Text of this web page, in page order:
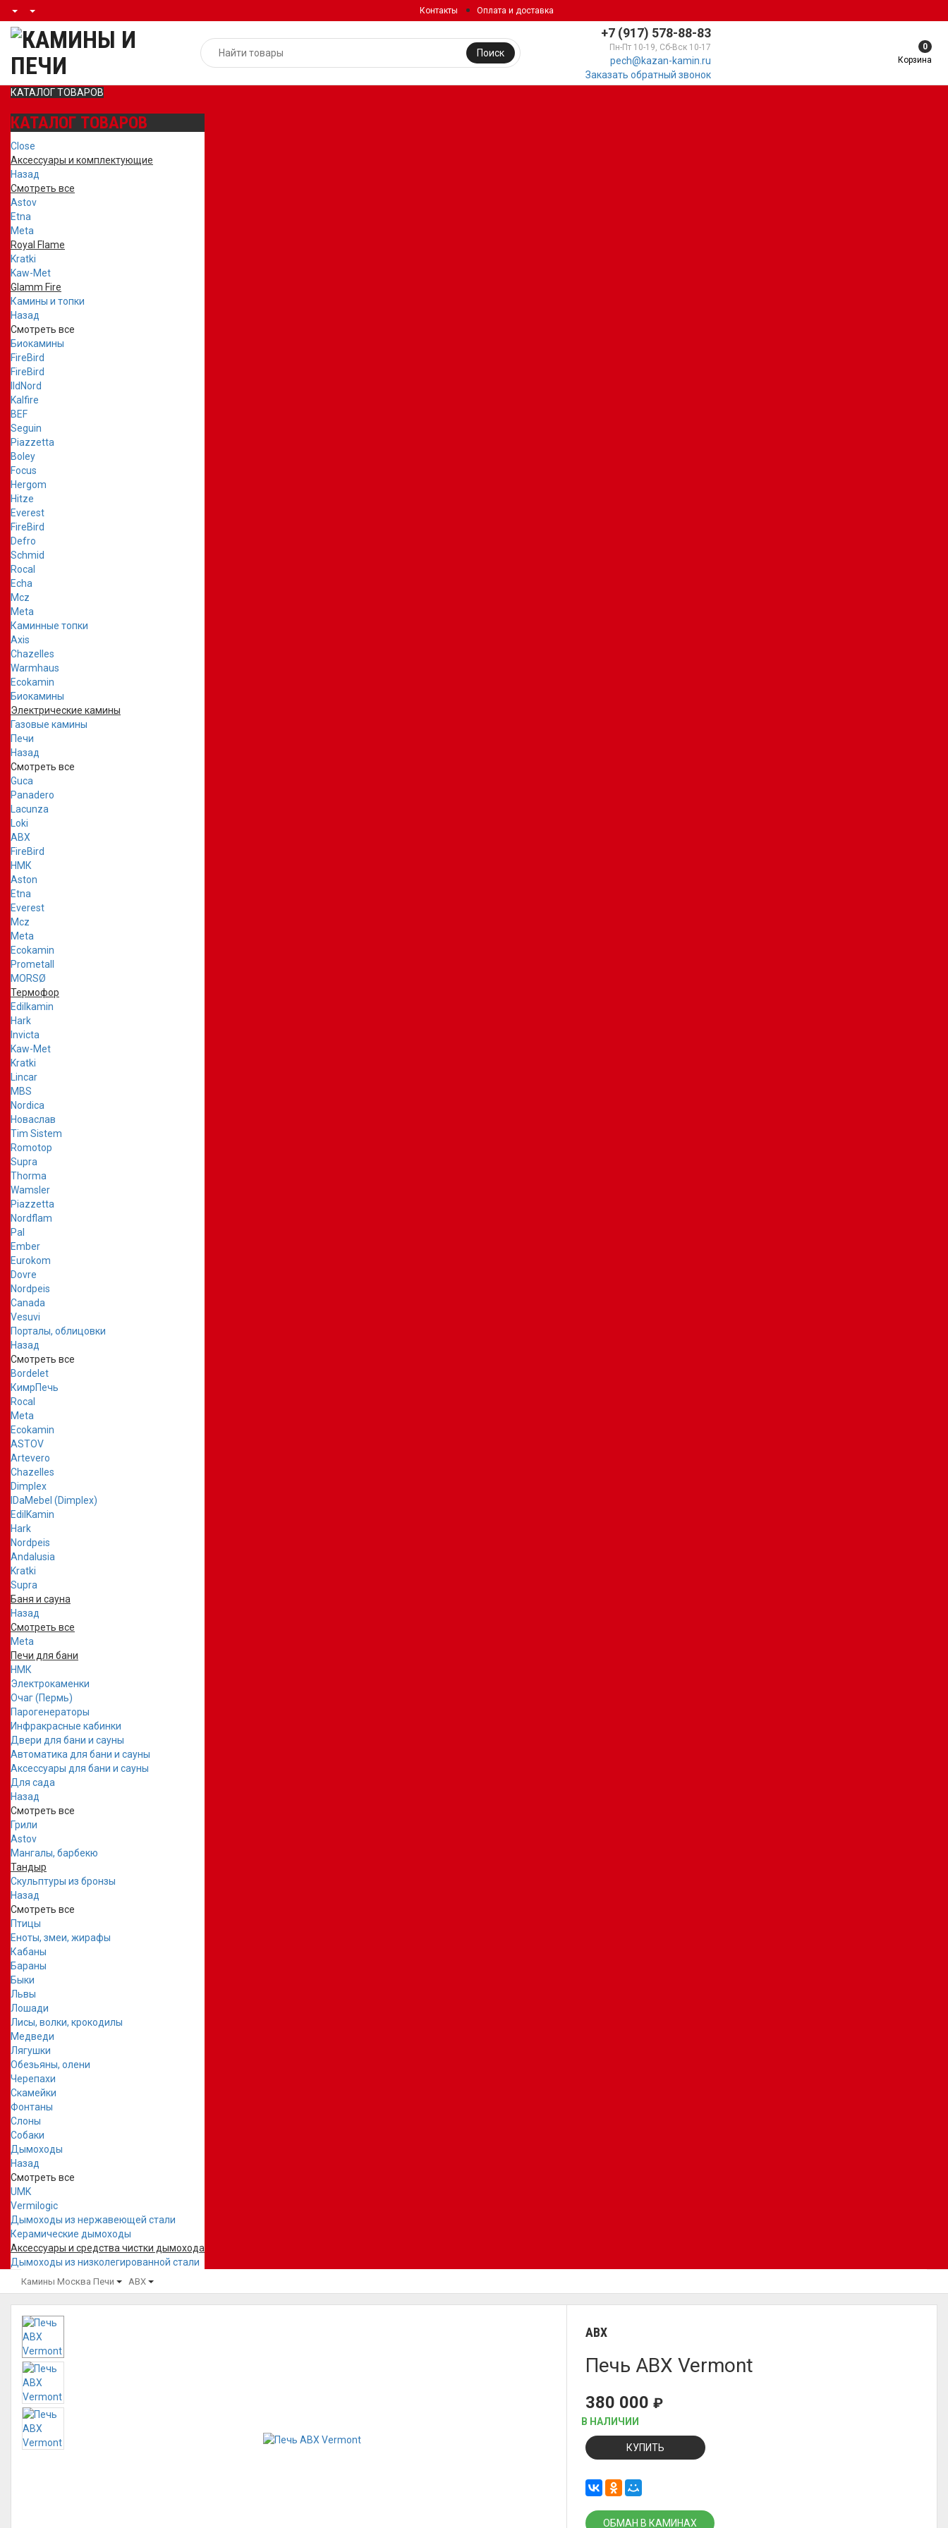
Контакты Оплата и доставка
+7 (917) 578-88-83
Пн-Пт 10-19, Сб-Вск 10-17
pech@kazan-kamin.ru
Заказать обратный звонок
Поиск
0
Корзина
КАТАЛОГ ТОВАРОВ
КАТАЛОГ ТОВАРОВ
Close
Аксессуары и комплектующие
Назад
Смотреть все
Astov
Etna
Meta
Royal Flame
Kratki
Kaw-Met
Glamm Fire
Камины и топки
Назад
Смотреть все
Биокамины
FireBird
FireBird
IldNord
Kalfire
BEF
Seguin
Piazzetta
Boley
Focus
Hergom
Hitze
Everest
FireBird
Defro
Schmid
Rocal
Echa
Mcz
Meta
Каминные топки
Axis
Chazelles
Warmhaus
Ecokamin
Биокамины
Электрические камины
Газовые камины
Печи
Назад
Смотреть все
Guca
Panadero
Lacunza
Loki
ABX
FireBird
НМК
Aston
Etna
Everest
Mcz
Meta
Ecokamin
Prometall
MORSØ
Термофор
Edilkamin
Hark
Invicta
Kaw-Met
Kratki
Lincar
MBS
Nordica
Новаслав
Tim Sistem
Romotop
Supra
Thorma
Wamsler
Piazzetta
Nordflam
Pal
Ember
Eurokom
Dovre
Nordpeis
Canada
Vesuvi
Порталы, облицовки
Назад
Смотреть все
Bordelet
КимрПечь
Rocal
Meta
Ecokamin
ASTOV
Artevero
Chazelles
Dimplex
IDaMebel (Dimplex)
EdilKamin
Hark
Nordpeis
Andalusia
Kratki
Supra
Баня и сауна
Назад
Смотреть все
Meta
Печи для бани
НМК
Электрокаменки
Очаг (Пермь)
Парогенераторы
Инфракрасные кабинки
Двери для бани и сауны
Автоматика для бани и сауны
Аксессуары для бани и сауны
Для сада
Назад
Смотреть все
Грили
Astov
Мангалы, барбекю
Тандыр
Скульптуры из бронзы
Назад
Смотреть все
Птицы
Еноты, змеи, жирафы
Кабаны
Бараны
Быки
Львы
Лошади
Лисы, волки, крокодилы
Медведи
Лягушки
Обезьяны, олени
Черепахи
Скамейки
Фонтаны
Слоны
Собаки
Дымоходы
Назад
Смотреть все
UMK
Vermilogic
Дымоходы из нержавеющей стали
Керамические дымоходы
Аксессуары и средства чистки дымохода
Дымоходы из низколегированной стали
Камины Москва Печи ABX
ABX
Печь ABX Vermont
380 000₽
В НАЛИЧИИ
КУПИТЬ
ОБМАН В КАМИНАХ